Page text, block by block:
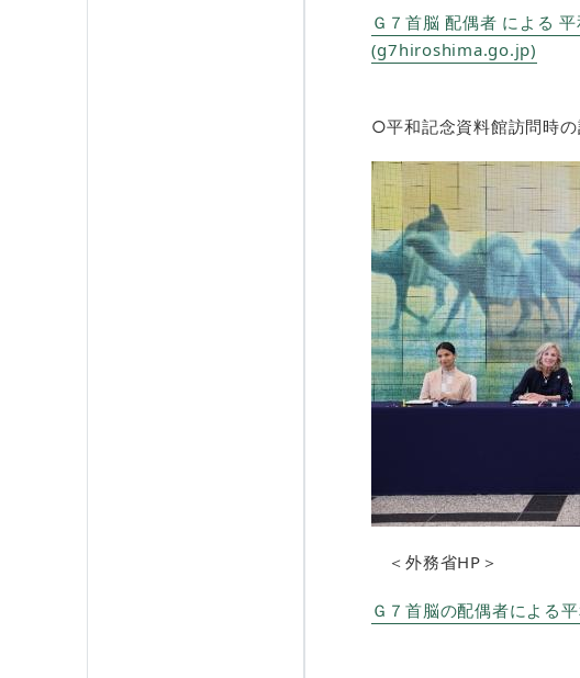
Ｇ７首脳 配偶者 による
(g7hiroshima.go.jp)
○平和記念資料館訪問時の
＜外務省HP＞
Ｇ７首脳の配偶者による